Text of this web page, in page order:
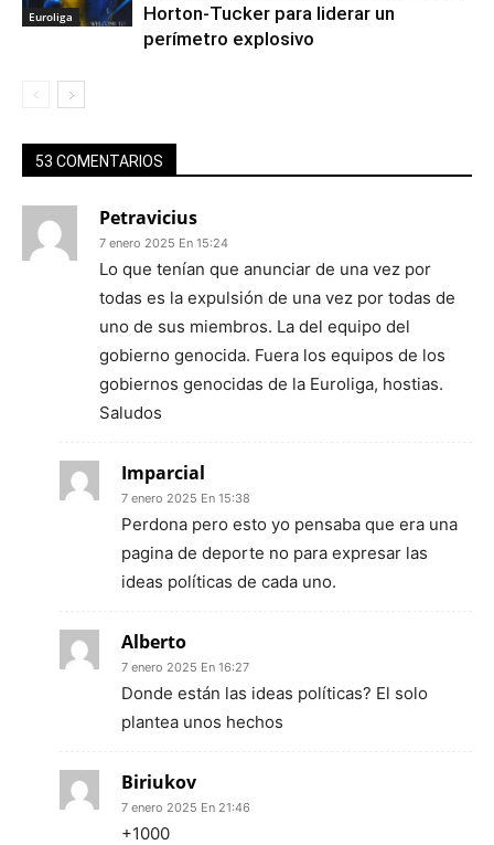
Euroliga
Horton-Tucker para liderar un
perímetro explosivo
53 COMENTARIOS
Petravicius
7 enero 2025 En 15:24
Lo que tenían que anunciar de una vez por
todas es la expulsión de una vez por todas de
uno de sus miembros. La del equipo del
gobierno genocida. Fuera los equipos de los
gobiernos genocidas de la Euroliga, hostias.
Saludos
Imparcial
7 enero 2025 En 15:38
Perdona pero esto yo pensaba que era una
pagina de deporte no para expresar las
ideas políticas de cada uno.
Alberto
7 enero 2025 En 16:27
Donde están las ideas políticas? El solo
plantea unos hechos
Biriukov
7 enero 2025 En 21:46
+1000